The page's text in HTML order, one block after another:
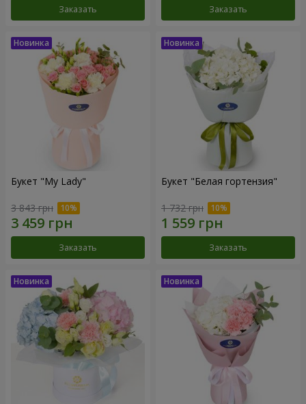
Заказать Заказать
Букет "My Lady"
3 843 грн
Заказать
Букет "Белая гортензия"
1 732 грн
Заказать